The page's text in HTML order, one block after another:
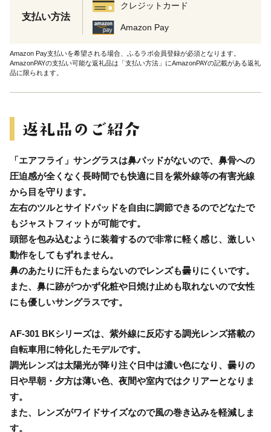
支払い方法
クレジットカード
Amazon Pay
Amazon Pay支払いを希望される場合、ふるラボ会員登録が必須となります。
AmazonPAYの支払い可能な返礼品は「支払い方法」にAmazonPAYの記載がある返礼
品に限られます。
「エアフライ」サングラスは鼻パッドがないので、鼻骨への
圧迫感が全くなく長時間でも快適に目を紫外線等の有害光線
から目を守ります。
左右のツルとサイドパッドを自由に調節できるのでどなたで
もジャストフィットが可能です。
頭部を包み込むように装着するので非常に軽く感じ、激しい
動作をしてもずれません。
鼻のあたりに汗もたまらないのでレンズも曇りにくいです。
また、鼻に跡がつかず化粧や日焼け止めも取れないので女性
にも優しいサングラスです。
AF-301 BKシリーズは、紫外線に反応する調光レンズ搭載の
自転車用に特化したモデルです。
調光レンズは太陽光が降り注ぐ日中は濃い色になり、曇りの
日や早朝・夕方は薄い色、夜間や室内ではクリアーとなりま
す。
また、レンズがワイドサイズなので風の巻き込みを軽減しま
す。